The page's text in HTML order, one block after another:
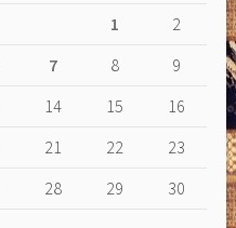
1
2
7 8
9
14 15
16
21 22
23
28 29
30